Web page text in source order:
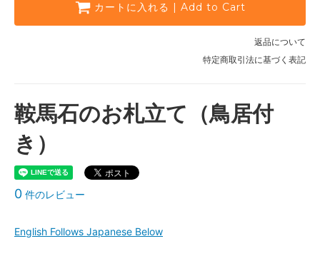
カートに入れる | Add to Cart
返品について
特定商取引法に基づく表記
鞍馬石のお札立て（鳥居付
き）
0 件のレビュー
English Follows Japanese Below